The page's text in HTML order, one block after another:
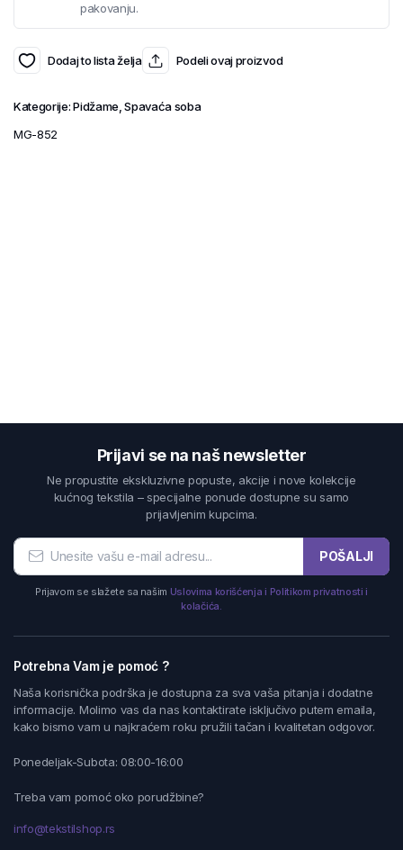
pakovanju.
Dodaj to lista želja Podeli ovaj proizvod
Kategorije:Pidžame ,Spavaća soba
MG-852
Prijavi se na naš newsletter
Ne propustite ekskluzivne popuste, akcije i nove kolekcije
kućnog tekstila – specijalne ponude dostupne su samo
prijavljenim kupcima.
POŠALJI
Prijavom se slažete sa našim Uslovima korišćenja i Politikom privatnosti i
kolačića.
Potrebna Vam je pomoć ?
Naša korisnička podrška je dostupna za sva vaša pitanja i dodatne
informacije. Molimo vas da nas kontaktirate isključivo putem emaila,
kako bismo vam u najkraćem roku pružili tačan i kvalitetan odgovor.
Ponedeljak-Subota: 08:00-16:00
Treba vam pomoć oko porudžbine?
info@tekstilshop.rs